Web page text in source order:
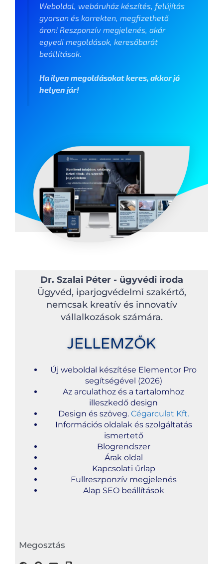
Weboldal, webáruház készítés, felújítás
gyorsan és korrekten, megfizethető
áron! Reszponzív megjelenés, akár
egyedi megoldások, keresőbarát
beállítások.
Ha ilyen megoldásokat keres, akkor jó
helyen jár!
Dr. Szalai Péter - ügyvédi iroda
Ügyvéd, iparjogvédelmi szakértő,
nemcsak kreatív és innovatív
vállalkozások számára.
JELLEMZŐK
Új weboldal készítése Elementor Pro
segítségével (2026)
Az arculathoz és a tartalomhoz
illeszkedő design
Design és szöveg. Cégarculat Kft.
Információs oldalak és szolgáltatás
ismertető
Blogrendszer
Árak oldal
Kapcsolati űrlap
Fullreszponzív megjelenés
Alap SEO beállítások
Megosztás